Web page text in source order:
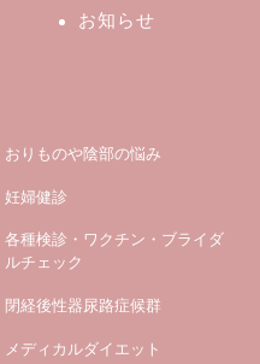
お知らせ
おりものや陰部の悩み
妊婦健診
各種検診・ワクチン・ブライダ
ルチェック
閉経後性器尿路症候群
メディカルダイエット